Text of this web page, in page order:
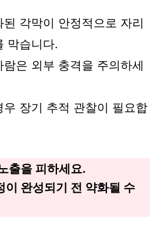
각막이 안정적으로 자리
막습니다.
은 외부 충격을 주의하세
우 장기 추적 관찰이 필요합
출을 피하세요.
이 완성되기 전 약화될 수